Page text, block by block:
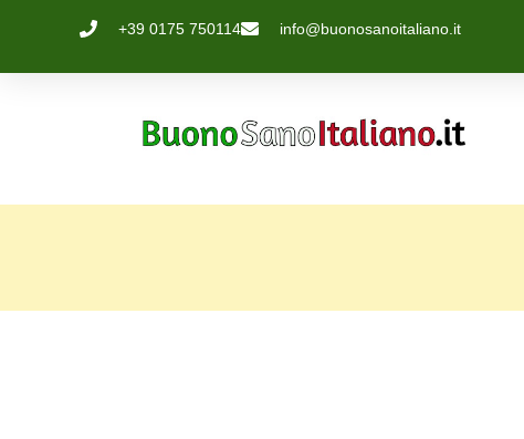
+39 0175 750114 info@buonosanoitaliano.it